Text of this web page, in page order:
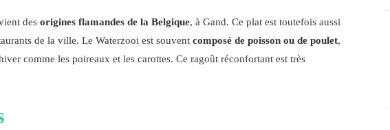
desorigines flamandes de la Belgique, à Gand. Ce plat est toutefois aussi
de la ville. Le Waterzooi est souventcomposé de poisson ou de poulet,
comme les poireaux et les carottes. Ce ragoût réconfortant est très